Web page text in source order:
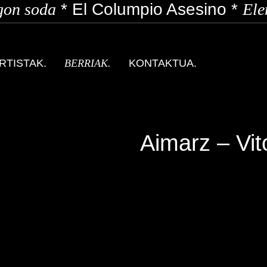
soda*El Columpio Asesino*
BERRIAK. KONTAKTUA.
Aimarz –